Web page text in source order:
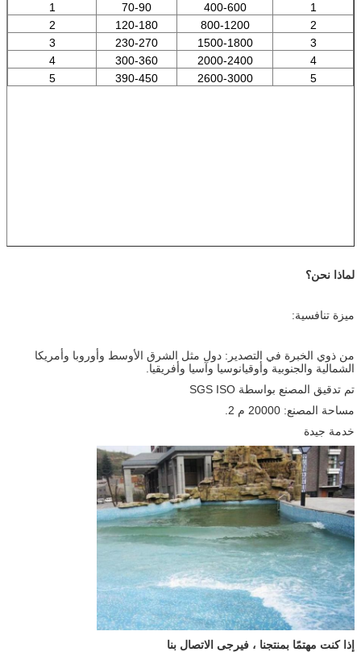
1
400-600
70-90
1
2
800-1200
120-180
2
3
1500-1800
230-270
3
4
2000-2400
300-360
4
5
2600-3000
390-450
5
لماذا نحن؟
ميزة تنافسية:
من ذوي الخبرة في التصدير: دول مثل الشرق الأوسط وأوروبا وأمريكا
الشمالية والجنوبية وأوقيانوسيا وآسيا وأفريقيا.
تم تدقيق المصنع بواسطة SGS ISO
مساحة المصنع: 20000 م 2.
خدمة جيدة
إذا كنت مهتمًا بمنتجنا ، فيرجى الاتصال بنا